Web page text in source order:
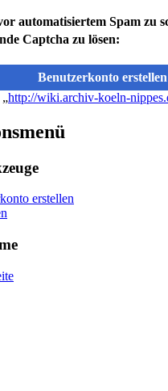
automatisiertem Spam zu
Captcha zu lösen:
Benutzerkonto erstellen
http://wiki.archiv-koeln-
erstellen